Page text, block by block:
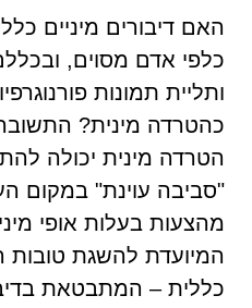
האם דיבורים מיניים
כלפי אדם מסוים,
ותליית תמונות
כהטרדה מינית?
הטרדה מינית יכולה
"סביבה עוינת" במקום
מהצעות בעלות אופי
המיועדת להשגת טובות
כללית – המתבטאת